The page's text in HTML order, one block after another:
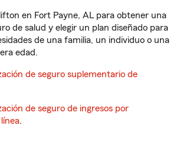
en Fort Payne, AL para obtener una
de salud y elegir un plan diseñado para
de una familia, un individuo o una
edad.
de seguro suplementario de
de seguro de ingresos por
.